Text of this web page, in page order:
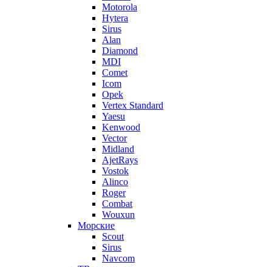
Motorola
Hytera
Sirus
Alan
Diamond
MDI
Comet
Icom
Opek
Vertex Standard
Yaesu
Kenwood
Vector
Midland
AjetRays
Vostok
Alinco
Roger
Combat
Wouxun
Морские
Scout
Sirus
Navcom